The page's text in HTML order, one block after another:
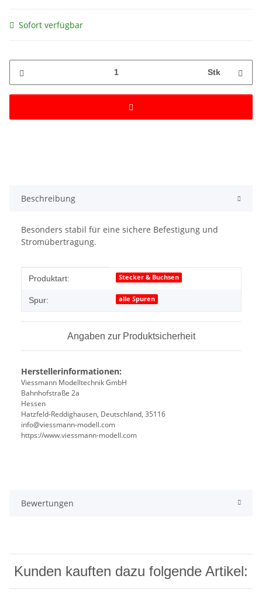
Sofort verfügbar
Stk
Beschreibung
Besonders stabil für eine sichere Befestigung und
Stromübertragung.
Produkteigenschaft
Wert
Produktart: Stecker & Buchsen
Spur: alle Spuren
Angaben zur Produktsicherheit
Herstellerinformationen:
Viessmann Modelltechnik GmbH
Bahnhofstraße 2a
Hessen
Hatzfeld-Reddighausen, Deutschland, 35116
info@viessmann-modell.com
https://www.viessmann-modell.com
Bewertungen
Kunden kauften dazu folgende Artikel: